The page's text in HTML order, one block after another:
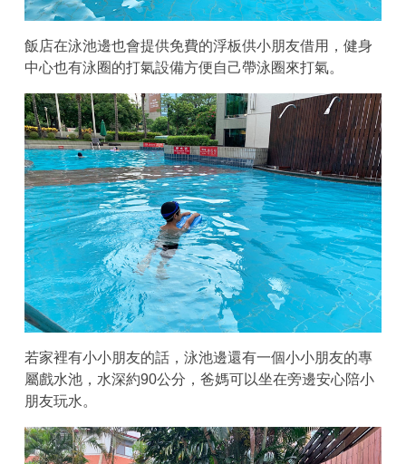
飯店在泳池邊也會提供免費的浮板供小朋友借用，健身
中心也有泳圈的打氣設備方便自己帶泳圈來打氣。
若家裡有小小朋友的話，泳池邊還有一個小小朋友的專
屬戲水池，水深約90公分，爸媽可以坐在旁邊安心陪小
朋友玩水。